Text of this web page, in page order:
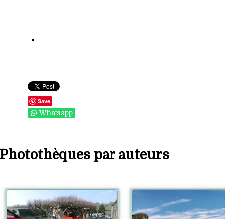
Save
Whatsapp
Photothèques par auteurs